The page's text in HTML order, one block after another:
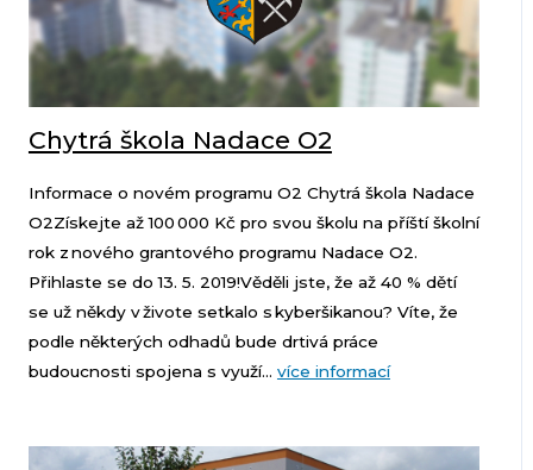
Chytrá škola Nadace O2
Informace o novém programu O2 Chytrá škola Nadace
O2Získejte až 100 000 Kč pro svou školu na příští školní
rok z nového grantového programu Nadace O2.
Přihlaste se do 13. 5. 2019!Věděli jste, že až 40 % dětí
se už někdy v živote setkalo s kyberšikanou? Víte, že
podle některých odhadů bude drtivá práce
budoucnosti spojena s využí... více informací